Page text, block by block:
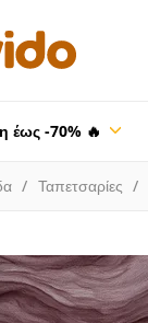
έως -70% 🔥
Ταπετσαρίες